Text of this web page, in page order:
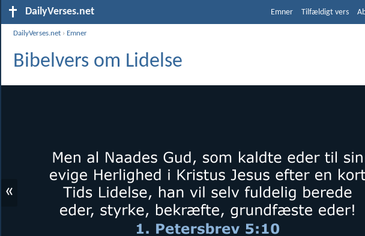
DailyVerses.net Emner Tilfældigt vers
DailyVerses.net › Emner
Bibelvers om Lidelse
«